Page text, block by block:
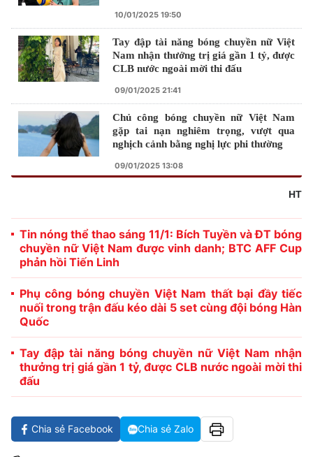
10/01/2025 19:50
Tay đập tài năng bóng chuyền nữ Việt
Nam nhận thưởng trị giá gần 1 tỷ, được
CLB nước ngoài mời thi đấu
09/01/2025 21:41
Chủ công bóng chuyền nữ Việt Nam
gặp tai nạn nghiêm trọng, vượt qua
nghịch cảnh bằng nghị lực phi thường
09/01/2025 13:08
HT
Tin nóng thể thao sáng 11/1: Bích Tuyền và ĐT bóng
chuyền nữ Việt Nam được vinh danh; BTC AFF Cup
phản hồi Tiến Linh
Phụ công bóng chuyền Việt Nam thất bại đầy tiếc
nuối trong trận đấu kéo dài 5 set cùng đội bóng Hàn
Quốc
Tay đập tài năng bóng chuyền nữ Việt Nam nhận
thưởng trị giá gần 1 tỷ, được CLB nước ngoài mời thi
đấu
Chia sẻ Facebook Chia sẻ Zalo